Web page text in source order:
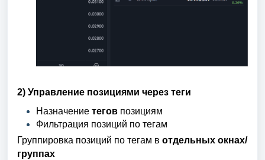
2) Управление позициями через теги
Назначение тегов позициям
Фильтрация позиций по тегам
Группировка позиций по тегам в отдельных окнах/
группах